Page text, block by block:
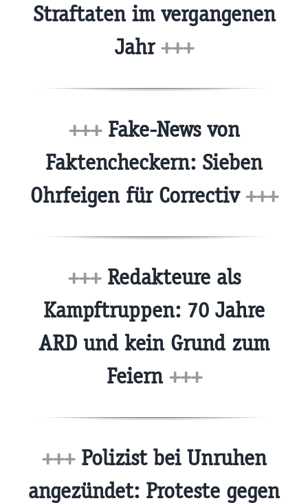
Straftaten im vergangenen
Jahr+++
+++Fake-News von
Faktencheckern: Sieben
Ohrfeigen für Correctiv+++
+++Redakteure als
Kampftruppen: 70 Jahre
ARD und kein Grund zum
Feiern +++
+++Polizist bei Unruhen
angezündet: Proteste gegen